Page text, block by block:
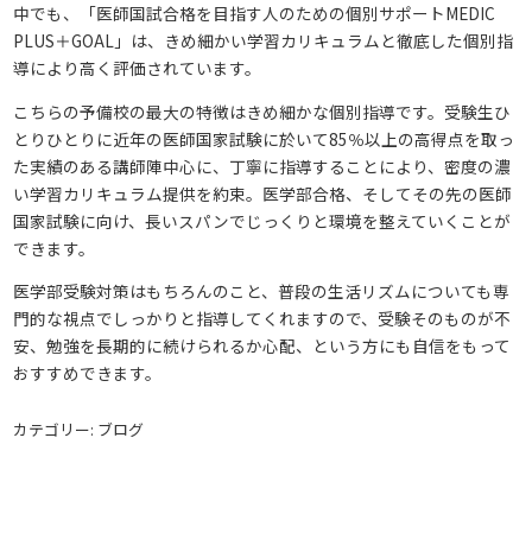
中でも、「医師国試合格を目指す人のための個別サポートMEDIC
PLUS＋GOAL」は、きめ細かい学習カリキュラムと徹底した個別指
導により高く評価されています。
こちらの予備校の最大の特徴はきめ細かな個別指導です。受験生ひ
とりひとりに近年の医師国家試験に於いて85％以上の高得点を取っ
た実績のある講師陣中心に、丁寧に指導することにより、密度の濃
い学習カリキュラム提供を約束。医学部合格、そしてその先の医師
国家試験に向け、長いスパンでじっくりと環境を整えていくことが
できます。
医学部受験対策はもちろんのこと、普段の生活リズムについても専
門的な視点でしっかりと指導してくれますので、受験そのものが不
安、勉強を長期的に続けられるか心配、という方にも自信をもって
おすすめできます。
カテゴリー: ブログ